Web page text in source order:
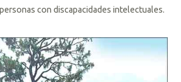
con discapacidades intelectuales.